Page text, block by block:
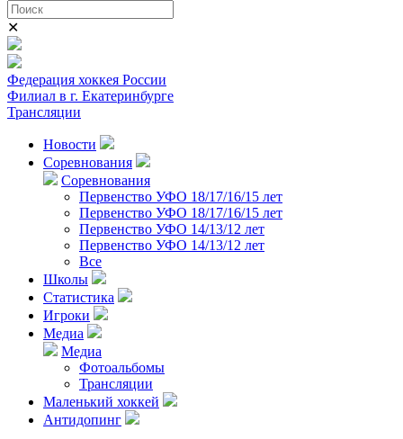
✕
Федерация хоккея России
Филиал в г. Екатеринбурге
Трансляции
Новости
Соревнования
Соревнования
Первенство УФО 18/17/16/15 лет
Первенство УФО 18/17/16/15 лет
Первенство УФО 14/13/12 лет
Первенство УФО 14/13/12 лет
Все
Школы
Статистика
Игроки
Медиа
Медиа
Фотоальбомы
Трансляции
Маленький хоккей
Антидопинг